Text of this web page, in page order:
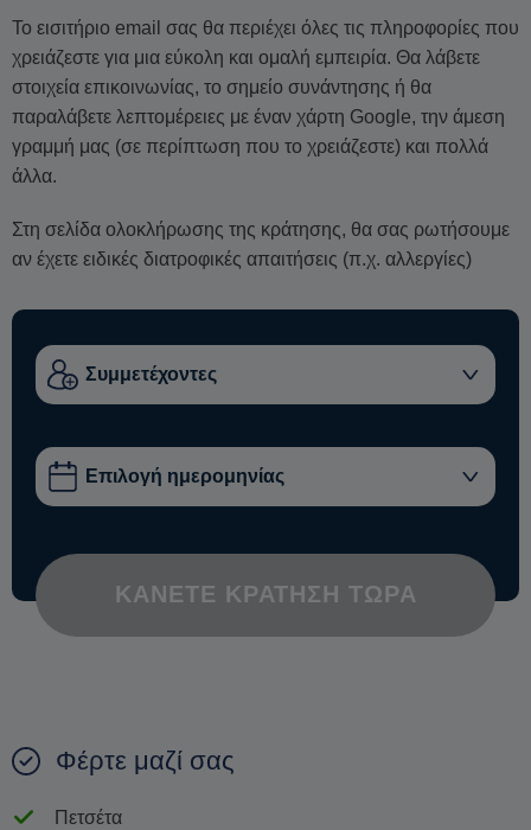
Το εισιτήριο email σας θα περιέχει όλες τις πληροφορίες που
χρειάζεστε για μια εύκολη και ομαλή εμπειρία. Θα λάβετε
στοιχεία επικοινωνίας, το σημείο συνάντησης ή θα
παραλάβετε λεπτομέρειες με έναν χάρτη Google, την άμεση
γραμμή μας (σε περίπτωση που το χρειάζεστε) και πολλά
άλλα.
Στη σελίδα ολοκλήρωσης της κράτησης, θα σας ρωτήσουμε
αν έχετε ειδικές διατροφικές απαιτήσεις (π.χ. αλλεργίες)
ΚΆΝΕΤΕ ΚΡΆΤΗΣΗ ΤΏΡΑ
Φέρτε μαζί σας
Πετσέτα